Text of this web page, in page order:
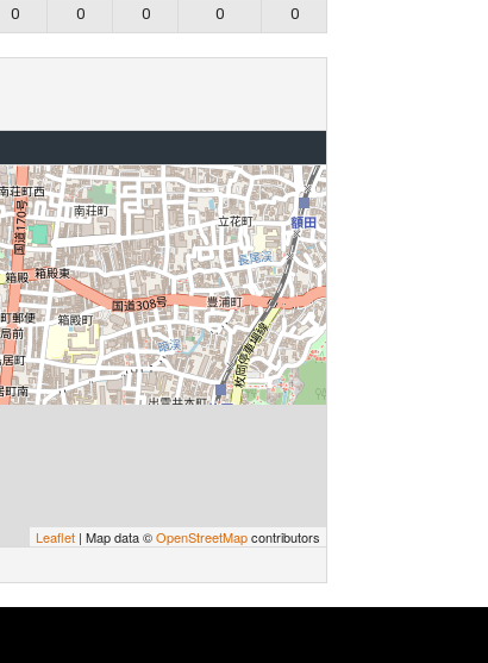
0 0 0 0 0
Leaflet | Map data ©OpenStreetMapcontributors